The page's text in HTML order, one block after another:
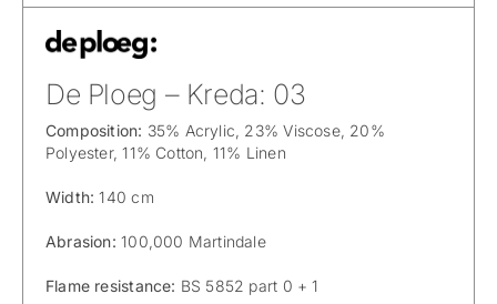
De Ploeg – Kreda: 03
Composition: 35% Acrylic, 23% Viscose, 20%
Polyester, 11% Cotton, 11% Linen
Width: 140 cm
Abrasion:100,000 Martindale
Flame resistance: BS 5852 part 0 + 1